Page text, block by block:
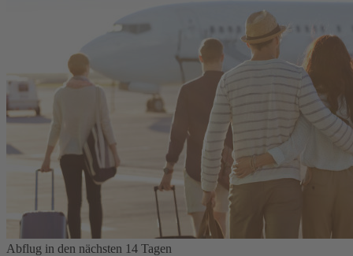
Abflug in den nächsten 14 Tagen